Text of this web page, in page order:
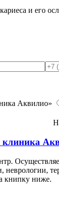
и его
Аквилио»
неврологии,
книпку ниже.